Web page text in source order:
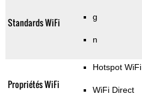
Standards WiFi g
n
Propriétés WiFi
Hotspot WiFi
WiFi Direct